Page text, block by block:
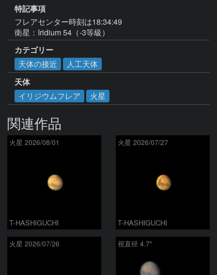
特記事項
フレアセンター時刻は18:34:49
衛星：Iridium 54（-3等級）
カテゴリー
天体の接近
人工天体
天体
イリジウムフレア
火星
関連作品
火星 2026/08/01
T-HASHIGUCHI
火星 2026/07/27
T-HASHIGUCHI
火星 2026/07/26 視直径 4.7"